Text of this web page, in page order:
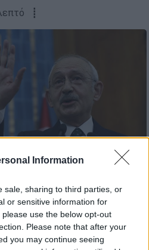
Information
sale, sharing to third parties, or
or sensitive information for
use the below opt-out
Please note that after your
you may continue seeing
┋
ΕΘΝΟΣ στη Google